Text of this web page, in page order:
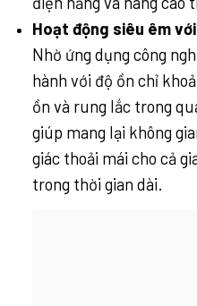
Hoạt động siêu êm
Nhờ ứng dụng công
hành với độ ồn chỉ
ồn và rung lắc trong
giúp mang lại không
giác thoải mái cho cả
trong thời gian dài.